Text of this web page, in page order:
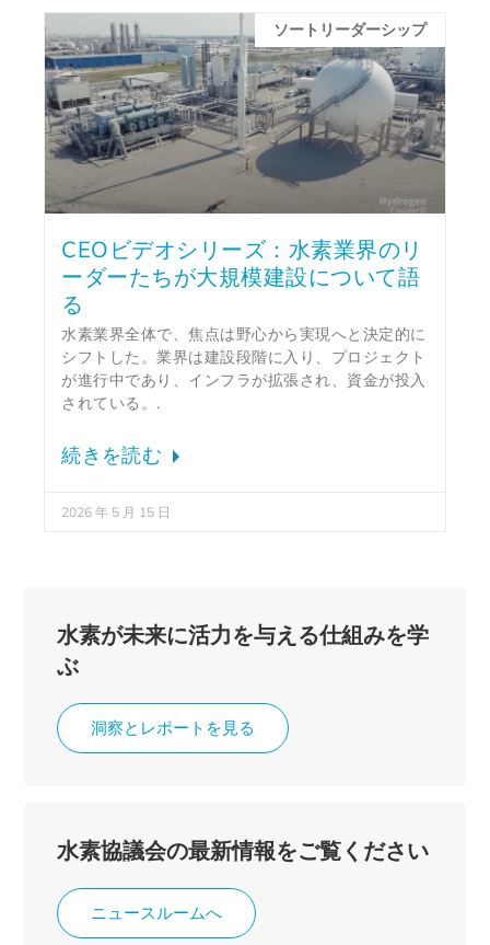
ソートリーダーシップ
CEOビデオシリーズ：水素業界のリ
ーダーたちが大規模建設について語
る
水素業界全体で、焦点は野心から実現へと決定的に
シフトした。業界は建設段階に入り、プロジェクト
が進行中であり、インフラが拡張され、資金が投入
されている。.
続きを読む
2026 年 5 月 15 日
水素が未来に活力を与える仕組みを学
ぶ
洞察とレポートを見る
水素協議会の最新情報をご覧ください
ニュースルームへ